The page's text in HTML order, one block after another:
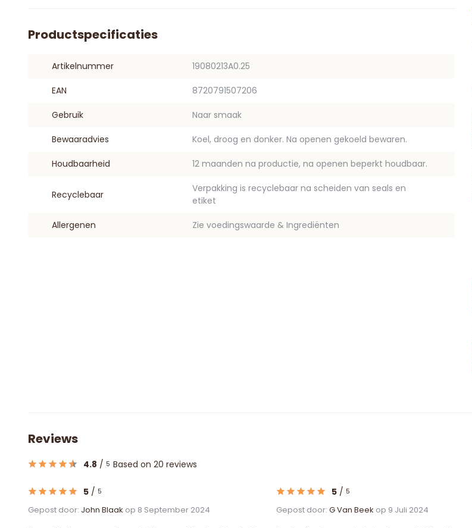
Productspecificaties
Artikelnummer 19080213A0.25
EAN 8720791507206
Gebruik Naar smaak
Bewaaradvies Koel, droog en donker. Na openen gekoeld bewaren.
Houdbaarheid 12 maanden na productie, na openen beperkt houdbaar.
Recyclebaar
Verpakking is recyclebaar na scheiden van seals en
etiket
Allergenen Zie voedingswaarde & Ingrediënten
Reviews
4.8 / 5 Based on 20 reviews
5 / 5
Gepost door: John Blaak op 8 September 2024
5/ 5
Gepost door: G Van Beek op 9 Juli 2024